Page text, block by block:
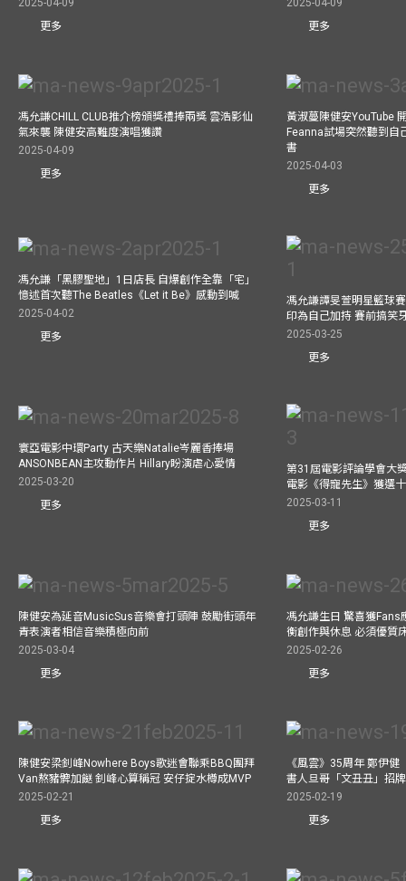
2025-04-09
更多
2025-04-09
更多
馮允謙CHILL CLUB推介榜頒獎禮捧兩獎 雲浩影仙
氣來襲 陳健安高難度演唱獲讚
2025-04-09
更多
黃淑蔓陳健安YouTube
Feanna試場突然聽到自
書
2025-04-03
更多
馮允謙「黑膠聖地」1日店長 自爆創作全靠「宅」
憶述首次聽The Beatles《Let it Be》感動到喊
2025-04-02
更多
馮允謙譚旻萱明星籃球
印為自己加持 賽前搞笑
2025-03-25
更多
寰亞電影中環Party 古天樂Natalie岑麗香捧場
ANSONBEAN主攻動作片 Hillary盼演虐心愛情
2025-03-20
更多
第31屆電影評論學會大
電影《得寵先生》獲選
2025-03-11
更多
陳健安為延音MusicSus音樂會打頭陣 鼓勵街頭年
青表演者相信音樂積極向前
2025-03-04
更多
馮允謙生日 驚喜獲Fans
衡創作與休息 必須優質
2025-02-26
更多
陳健安梁釗峰Nowhere Boys歌迷會聯乘BBQ團拜
Van熬豬髀加餸 釗峰心算稱冠 安仔掟水樽成MVP
2025-02-21
更多
《風雲》35周年 鄭伊
書人旦哥「文丑丑」招
2025-02-19
更多